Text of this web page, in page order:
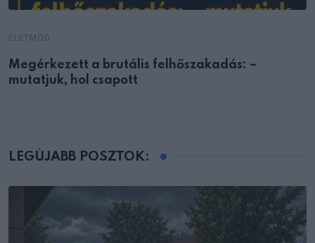
Megérkezett a brutális felhőszakadás: –
mutatjuk, hol csapott
LEGÚJABB POSZTOK: